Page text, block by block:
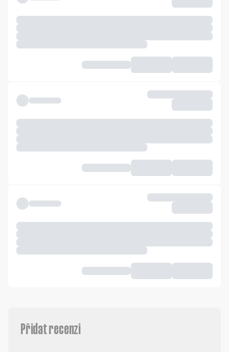
Přidat recenzi